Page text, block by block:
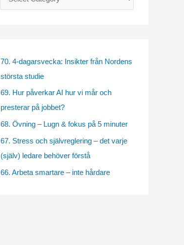
a
e
s
70. 4-dagarsvecka: Insikter från Nordens
största studie
69. Hur påverkar AI hur vi mår och
presterar på jobbet?
68. Övning – Lugn & fokus på 5 minuter
67. Stress och självreglering – det varje
(själv) ledare behöver förstå
66. Arbeta smartare – inte hårdare